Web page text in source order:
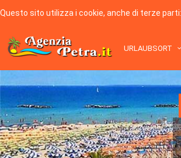
Questo sito utilizza i cookie, anche di terze
URLAUBSORT